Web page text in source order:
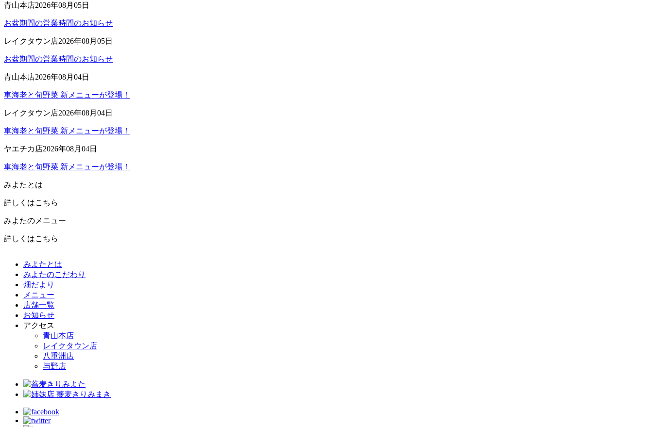
青山本店2026年08月05日
お盆期間の営業時間のお知らせ
レイクタウン店2026年08月05日
お盆期間の営業時間のお知らせ
青山本店2026年08月04日
車海老と旬野菜 新メニューが登場！
レイクタウン店2026年08月04日
車海老と旬野菜 新メニューが登場！
ヤエチカ店2026年08月04日
車海老と旬野菜 新メニューが登場！
みよたとは
詳しくはこちら
みよたのメニュー
詳しくはこちら
みよたとは
みよたのこだわり
畑だより
メニュー
店舗一覧
お知らせ
アクセス
青山本店
レイクタウン店
八重洲店
与野店